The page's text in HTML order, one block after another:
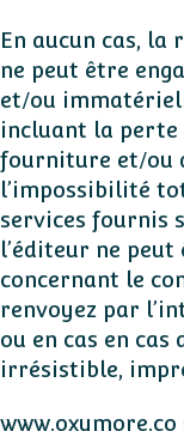
En aucun cas, la
ne peut être
et/ou
incluant la perte
fourniture et/ou
l’impossibilité
services fournis
l’éditeur ne peut
concernant le
renvoyez par
ou en cas en cas
irrésistible,